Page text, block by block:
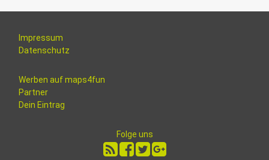
Impressum
Datenschutz
Werben auf maps4fun
Partner
Dein Eintrag
Folge uns